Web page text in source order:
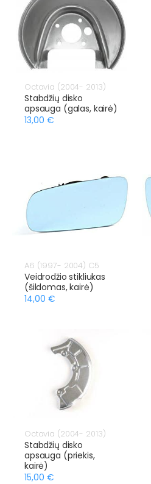
Octavia (2004- 2013)
Stabdžių disko
apsauga (galas, kairė)
13,00 €
A6 (1997- 2004) C5
Veidrodžio stikliukas
(šildomas, kairė)
14,00 €
Octavia (2004- 2013)
Stabdžių disko
apsauga (priekis,
kairė)
15,00 €